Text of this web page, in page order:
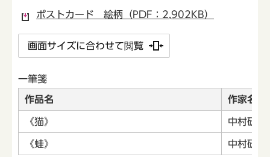
ポストカード 絵柄（PDF：2,902KB）
画面サイズに合わせて閲覧
一筆箋
作品名 作家名
《猫》 中村研一
《蛙》 中村研一